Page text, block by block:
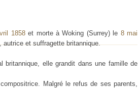
1858et morte à Woking (Surrey) le 8 mai
et suffragette britannique.
britannique, elle grandit dans une famille de
Malgré le refus de ses parents,